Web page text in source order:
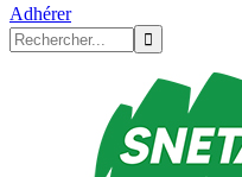
Adhérer